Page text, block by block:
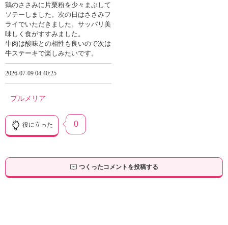
鶏のささみに片栗粉を少々まぶして
ソテーしました。次の日はささみフ
ライでいただきました。サッパリ美
味しく食がすすみました。
牛肉は酸味との相性も良いので次は
牛ステーキで楽しみたいです。
2026-07-09 04:40:25
プルメリア
役に立った 0
つくったコメントを投稿する